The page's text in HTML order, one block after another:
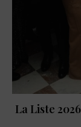
La Liste